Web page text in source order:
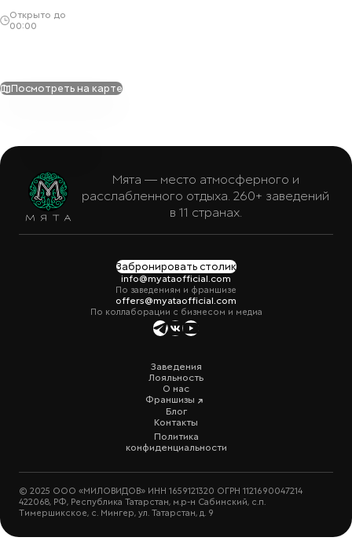
Открыто до
00:00
Посмотреть на карте
Мята — место атмосферного и
расслабленного отдыха. 260+ заведений
в 11 странах.
Забронировать столик
info@myataofficial.com
По заведениям и франшизе
offers@myataofficial.com
По коллаборации с бизнесом и медиа
Заведения
Лояльность
О нас
Франшизы
Блог
Контакты
Политика
конфиденциальности
© 2025 ООО «МИЛОВИДОВ» ИНН 1659121320 ОГРН 1121690047214
422068, РФ, Республика Татарстан, м.р-н Сабинский, с.п.
Тимершикское, с. Мингер, ул. Татарстан, д. 9